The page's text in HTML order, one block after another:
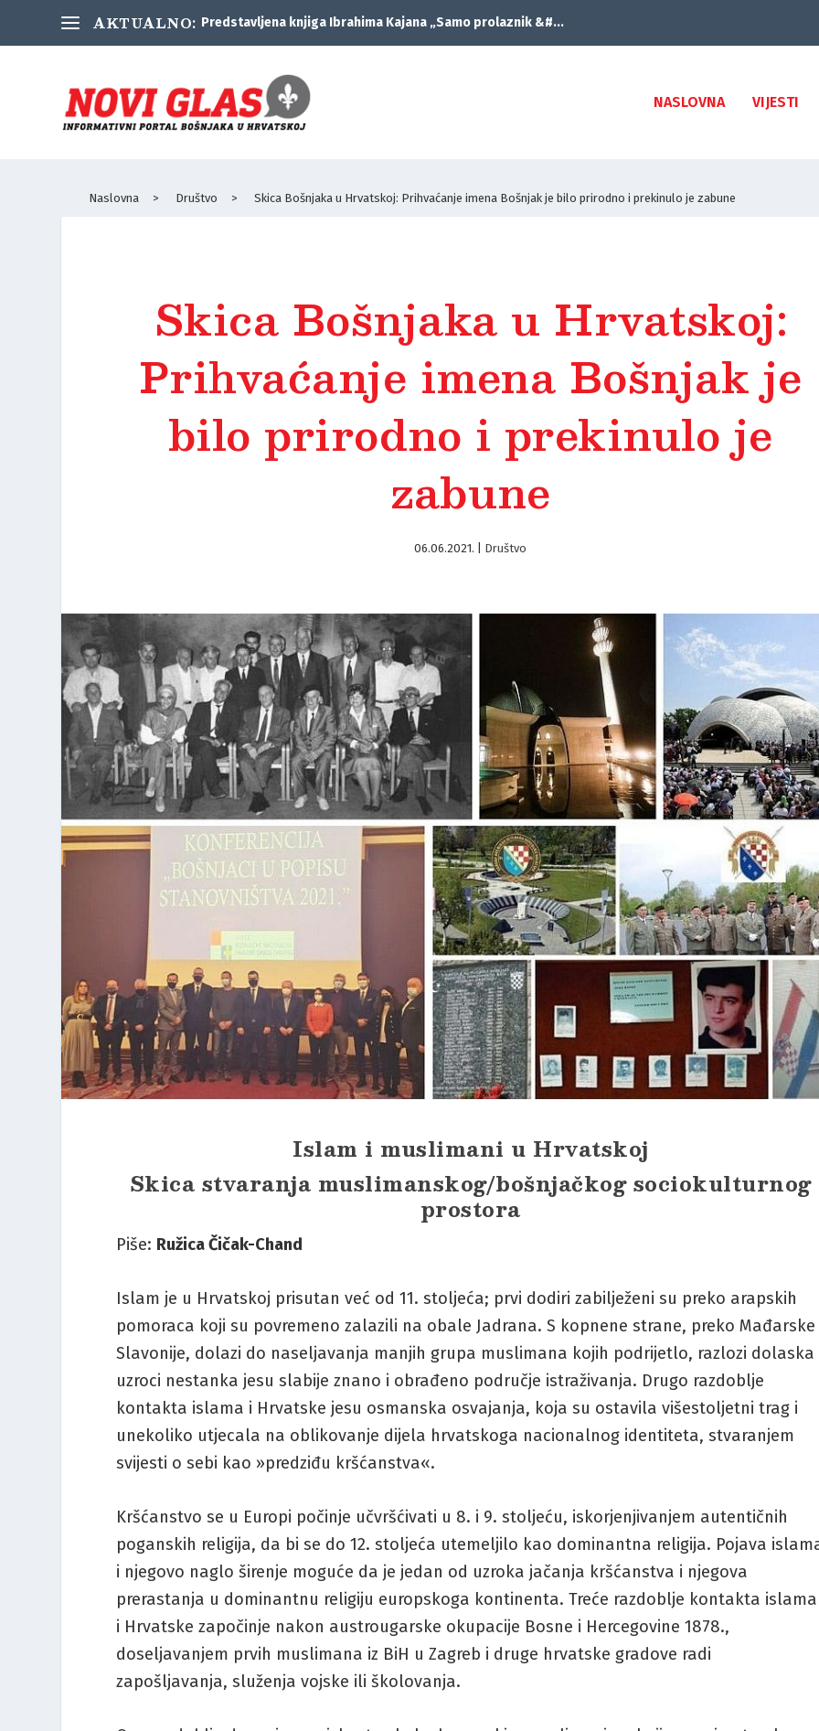
AKTUALNO: Predstavljena knjiga Ibrahima Kajana „Samo prolaznik &#...
NASLOVNA VIJESTI
Naslovna > Društvo > Skica Bošnjaka u Hrvatskoj: Prihvaćanje imena Bošnjak je bilo prirodno i prekinulo je zabune
Skica Bošnjaka u Hrvatskoj:
Prihvaćanje imena Bošnjak je
bilo prirodno i prekinulo je
zabune
06.06.2021. Društvo
Islam i muslimani u Hrvatskoj
Skica stvaranja muslimanskog/bošnjačkog sociokulturnog
prostora
Piše: Ružica Čičak-Chand
Islam je u Hrvatskoj prisutan već od 11. stoljeća; prvi dodiri zabilježeni su preko arapskih
pomoraca koji su povremeno zalazili na obale Jadrana. S kopnene strane, preko Mađarske
Slavonije, dolazi do naseljavanja manjih grupa muslimana kojih podrijetlo, razlozi dolaska
uzroci nestanka jesu slabije znano i obrađeno područje istraživanja. Drugo razdoblje
kontakta islama i Hrvatske jesu osmanska osvajanja, koja su ostavila višestoljetni trag i
unekoliko utjecala na oblikovanje dijela hrvatskoga nacionalnog identiteta, stvaranjem
svijesti o sebi kao »predziđu kršćanstva«.
Kršćanstvo se u Europi počinje učvršćivati u 8. i 9. stoljeću, iskorjenjivanjem autentičnih
poganskih religija, da bi se do 12. stoljeća utemeljilo kao dominantna religija. Pojava
i njegovo naglo širenje moguće da je jedan od uzroka jačanja kršćanstva i njegova
prerastanja u dominantnu religiju europskoga kontinenta. Treće razdoblje kontakta islama
i Hrvatske započinje nakon austrougarske okupacije Bosne i Hercegovine 1878.,
doseljavanjem prvih muslimana iz BiH u Zagreb i druge hrvatske gradove radi
zapošljavanja, služenja vojske ili školovanja.